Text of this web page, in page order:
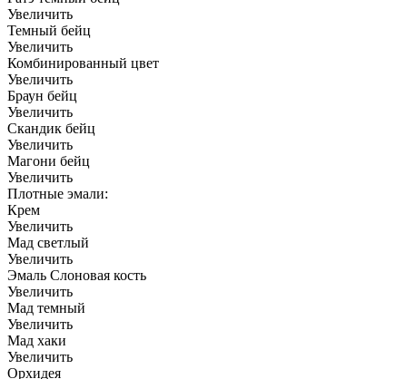
Увеличить
Темный бейц
Увеличить
Комбинированный цвет
Увеличить
Браун бейц
Увеличить
Скандик бейц
Увеличить
Магони бейц
Увеличить
Плотные эмали:
Крем
Увеличить
Мад светлый
Увеличить
Эмаль Слоновая кость
Увеличить
Мад темный
Увеличить
Мад хаки
Увеличить
Орхидея